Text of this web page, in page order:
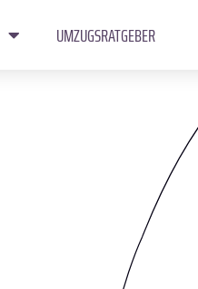
UMZUGSRATGEBER